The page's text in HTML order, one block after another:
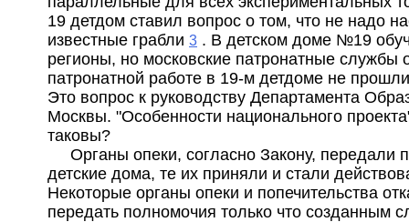
19 детдом ставил вопрос о том, что не надо
известные грабли 3 . В детском доме №19
регионы, но московские патронатные службы
патронатной работе в 19-м детдоме не
Это вопрос к руководству Департамента
Москвы. "Особенности национального
таковы?
Органы опеки, согласно Закону, передали
детские дома, те их приняли и стали
Некоторые органы опеки и попечительства
передать полномочия только что созданным